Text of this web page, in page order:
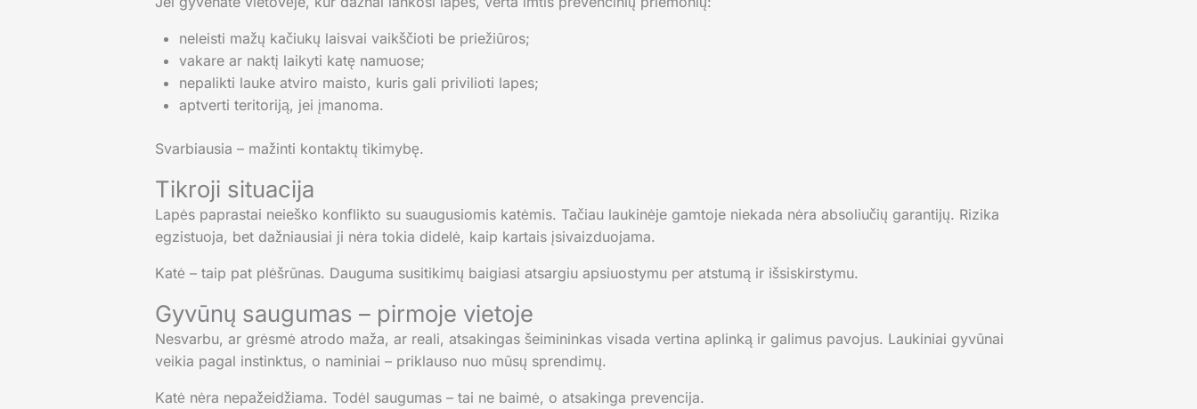
neleisti mažų kačiukų laisvai vaikščioti be priežiūros;
vakare ar naktį laikyti katę namuose;
nepalikti lauke atviro maisto, kuris gali privilioti lapes;
aptverti teritoriją, jei įmanoma.
Svarbiausia – mažinti kontaktų tikimybę.
Tikroji situacija
Lapės paprastai neieško konflikto su suaugusiomis katėmis. Tačiau laukinėje gamtoje niekada nėra absoliučių garantijų. Rizika
egzistuoja, bet dažniausiai ji nėra tokia didelė, kaip kartais įsivaizduojama.
Katė – taip pat plėšrūnas. Dauguma susitikimų baigiasi atsargiu apsiuostymu per atstumą ir išsiskirstymu.
Gyvūnų saugumas – pirmoje vietoje
Nesvarbu, ar grėsmė atrodo maža, ar reali, atsakingas šeimininkas visada vertina aplinką ir galimus pavojus. Laukiniai gyvūnai
veikia pagal instinktus, o naminiai – priklauso nuo mūsų sprendimų.
Katė nėra nepažeidžiama. Todėl saugumas – tai ne baimė, o atsakinga prevencija.